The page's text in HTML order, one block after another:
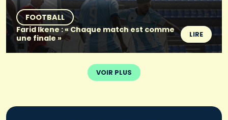
FOOTBALL
Farid Ikene : « Chaque match est comme
une finale »
LIRE
VOIR PLUS